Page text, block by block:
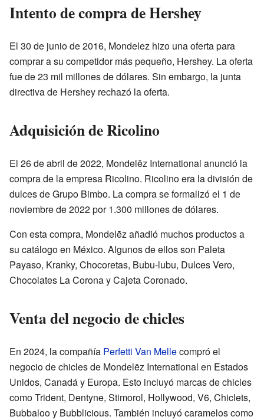
Intento de compra de Hershey
El 30 de junio de 2016, Mondelez hizo una oferta para
comprar a su competidor más pequeño, Hershey. La oferta
fue de 23 mil millones de dólares. Sin embargo, la junta
directiva de Hershey rechazó la oferta.
Adquisición de Ricolino
El 26 de abril de 2022, Mondelēz International anunció la
compra de la empresa Ricolino. Ricolino era la división de
dulces de Grupo Bimbo. La compra se formalizó el 1 de
noviembre de 2022 por 1.300 millones de dólares.
Con esta compra, Mondelēz añadió muchos productos a
su catálogo en México. Algunos de ellos son Paleta
Payaso, Kranky, Chocoretas, Bubu-lubu, Dulces Vero,
Chocolates La Corona y Cajeta Coronado.
Venta del negocio de chicles
En 2024, la compañía Perfetti Van Mellecompró el
negocio de chicles de Mondelēz International en Estados
Unidos, Canadá y Europa. Esto incluyó marcas de chicles
como Trident, Dentyne, Stimorol, Hollywood, V6, Chiclets,
Bubbaloo y Bubblicious. También incluyó caramelos como